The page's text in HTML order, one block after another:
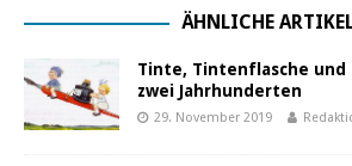
ÄHNLICHE
Tinte, Tintenflasche und
zwei Jahrhunderten
29. November 2019